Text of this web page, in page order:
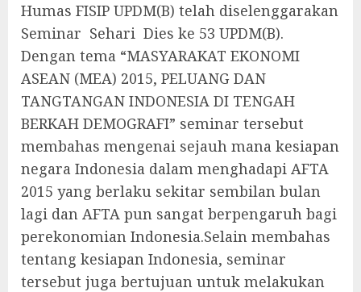
Humas FISIP UPDM(B) telah diselenggarakan
Seminar Sehari Dies ke 53 UPDM(B).
Dengan tema “MASYARAKAT EKONOMI
ASEAN (MEA) 2015, PELUANG DAN
TANGTANGAN INDONESIA DI TENGAH
BERKAH DEMOGRAFI” seminar tersebut
membahas mengenai sejauh mana kesiapan
negara Indonesia dalam menghadapi AFTA
2015 yang berlaku sekitar sembilan bulan
lagi dan AFTA pun sangat berpengaruh bagi
perekonomian Indonesia.Selain membahas
tentang kesiapan Indonesia, seminar
tersebut juga bertujuan untuk melakukan